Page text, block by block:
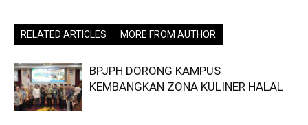
RELATED ARTICLES MORE FROM AUTHOR
BPJPH DORONG KAMPUS
KEMBANGKAN ZONA KULINER HALAL